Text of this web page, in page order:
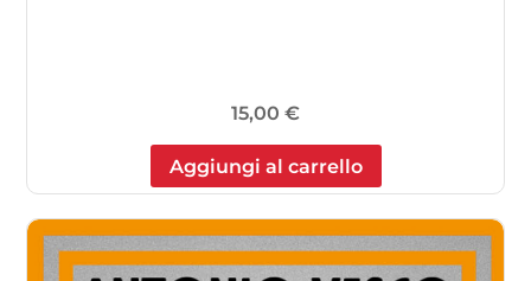
15,00 €
Aggiungi al carrello